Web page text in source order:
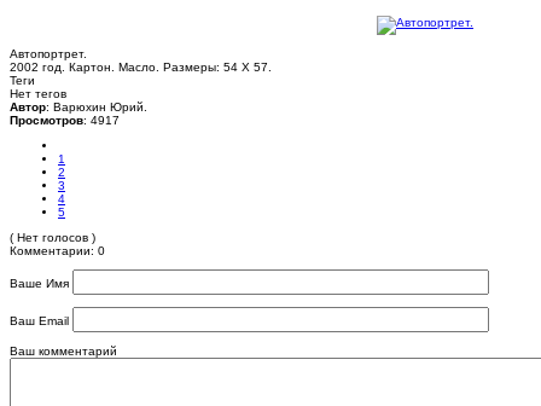
Автопортрет.
2002 год. Картон. Масло. Размеры: 54 Х 57.
Теги
Нет тегов
Автор: Варюхин Юрий.
Просмотров: 4917
1
2
3
4
5
( Нет голосов )
Комментарии: 0
Ваше Имя
Ваш Email
Ваш комментарий